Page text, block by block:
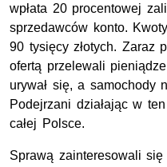
wpłata 20 procentowej
sprzedawców konto.
90 tysięcy złotych. Zaraz
ofertą przelewali
urywał się, a samochody
Podejrzani działając w
całej Polsce.
Sprawą zainteresowali